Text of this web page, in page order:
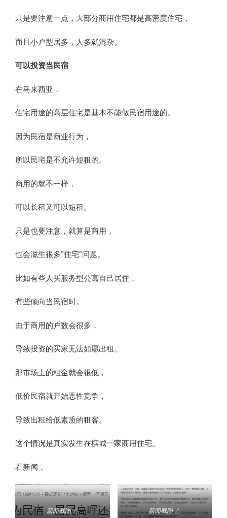
只是要注意一点，大部分商用住宅都是高密度住宅，
而且小户型居多，人多就混杂。
可以投资当民宿
在马来西亚，
住宅用途的高层住宅是基本不能做民宿用途的。
因为民宿是商业行为，
所以民宅是不允许短租的。
商用的就不一样，
可以长租又可以短租。
只是也要注意，就算是商用，
也会滋生很多”住宅”问题。
比如有些人买服务型公寓自己居住，
有些倾向当民宿时。
由于商用的户数会很多，
导致投资的买家无法如愿出租。
那市场上的租金就会很低，
低价民宿就开始恶性竞争，
导致出租给低素质的租客。
这个情况是真实发生在槟城一家商用住宅。
看新闻，
新闻截图 △ 新闻截图 △